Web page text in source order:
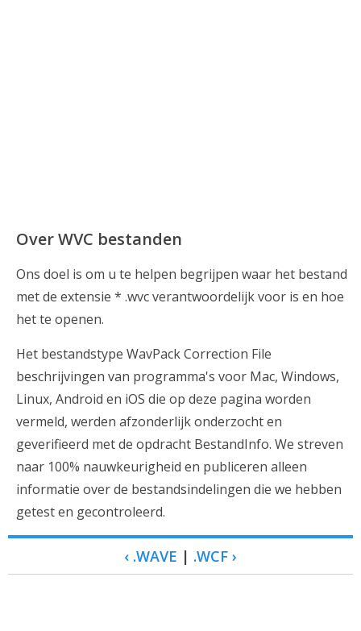
Over WVC bestanden
Ons doel is om u te helpen begrijpen waar het bestand
met de extensie * .wvc verantwoordelijk voor is en hoe
het te openen.
Het bestandstype WavPack Correction File
beschrijvingen van programma's voor Mac, Windows,
Linux, Android en iOS die op deze pagina worden
vermeld, werden afzonderlijk onderzocht en
geverifieerd met de opdracht BestandInfo. We streven
naar 100% nauwkeurigheid en publiceren alleen
informatie over de bestandsindelingen die we hebben
getest en gecontroleerd.
‹ .WAVE | .WCF ›